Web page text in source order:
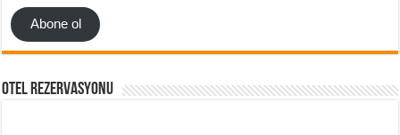
Abone ol
Otel Rezervasyonu